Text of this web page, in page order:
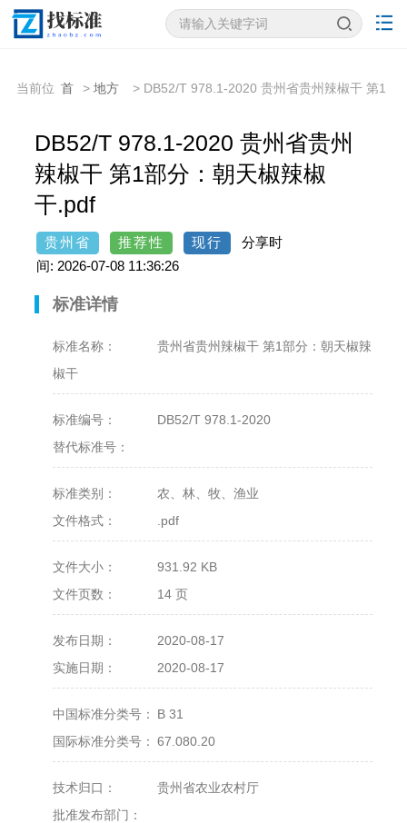
当前位 首
> 地方
> DB52/T 978.1-2020 贵州省贵州辣椒干 第1
DB52/T 978.1-2020 贵州省贵州
辣椒干 第1部分：朝天椒辣椒
干.pdf
贵州省 推荐性 现行
分享时
间: 2026-07-08 11:36:26
标准详情
标准名称：
贵州省贵州辣椒干 第1部分：朝天椒辣
椒干
标准编号：
DB52/T 978.1-2020
替代标准号：
标准类别：
农、林、牧、渔业
文件格式：
.pdf
文件大小：
931.92 KB
文件页数：
14 页
发布日期：
2020-08-17
实施日期：
2020-08-17
中国标准分类号：
B 31
国际标准分类号： 67.080.20
技术归口：
贵州省农业农村厅
批准发布部门：